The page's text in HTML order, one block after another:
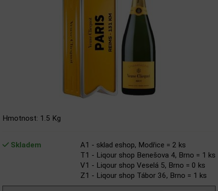
Hmotnost: 1.5 Kg
Skladem
A1 - sklad eshop, Modřice = 2 ks
T1 - Liqour shop Benešova 4, Brno = 1 ks
V1 - Liqour shop Veselá 5, Brno = 0 ks
Z1 - Liqour shop Tábor 36, Brno = 1 ks